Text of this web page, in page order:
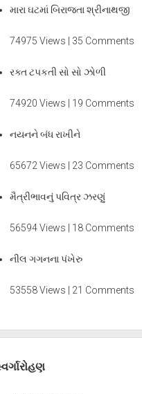
મારા ઘટમાં બિરાજતા શ્રીનાથજી
74975 Views | 35 Comments
રક્ત ટપકતી સો સો ઝોળી
74920 Views | 19 Comments
નયનને બંધ રાખીને
65672 Views | 23 Comments
મૈત્રીભાવનું પવિત્ર ઝરણું
56594 Views | 18 Comments
નીલ ગગનના પંખેરુ
53558 Views | 21 Comments